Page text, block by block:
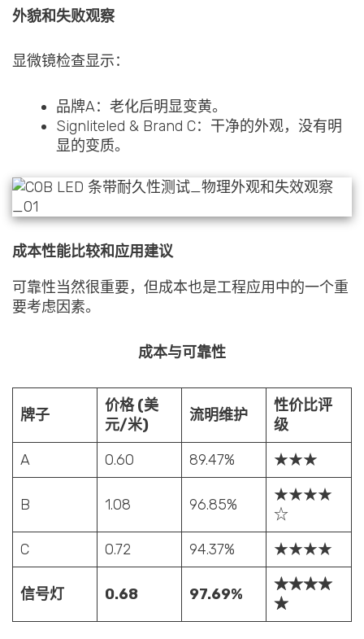
外貌和失败观察
显微镜检查显示：
品牌A：老化后明显变黄。
Signliteled & Brand C：干净的外观，没有明
显的变质。
成本性能比较和应用建议
可靠性当然很重要，但成本也是工程应用中的一个重
要考虑因素。
成本与可靠性
牌子
价格 (美
元/米)
流明维护
性价比评
级
A
0.60 89.47% ★★★
B 1.08 96.85%
★★★★
☆
C
0.72 94.37% ★★★★
信号灯 0.68 97.69%
★★★★
★